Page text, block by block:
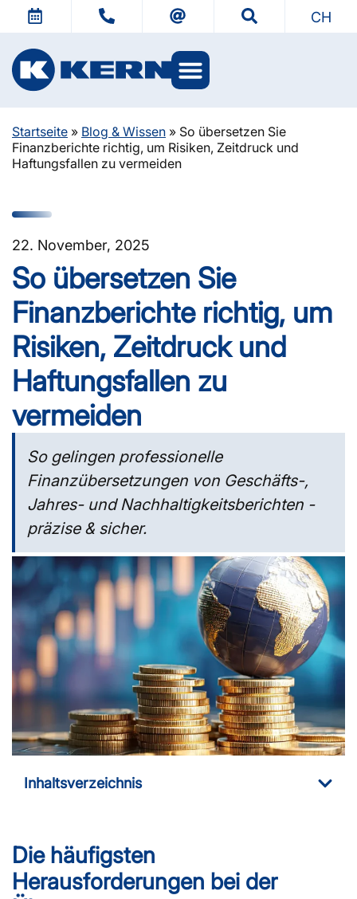
CH
Startseite » Blog & Wissen » So übersetzen Sie
Finanzberichte richtig, um Risiken, Zeitdruck und
Haftungsfallen zu vermeiden
22. November, 2025
So übersetzen Sie
Finanzberichte richtig, um
Risiken, Zeitdruck und
Haftungsfallen zu
vermeiden
So gelingen professionelle
Finanzübersetzungen von Geschäfts-,
Jahres- und Nachhaltigkeitsberichten -
präzise & sicher.
Inhaltsverzeichnis
Die häufigsten
Herausforderungen bei der